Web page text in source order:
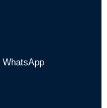
WhatsApp